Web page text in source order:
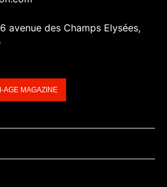
avenue des Champs Elysées,
AGE MAGAZINE